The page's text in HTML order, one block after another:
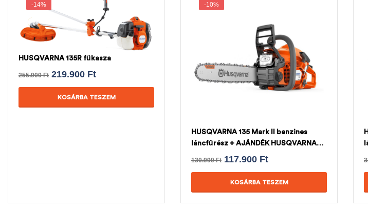
-14%
HUSQVARNA 135R fűkasza
255.900Ft 219.900 Ft
KOSÁRBA TESZEM
-10%
HUSQVARNA 135 Mark II benzines
láncfűrész + AJÁNDÉK HUSQVARNA
130.990Ft 117.900 Ft
KOSÁRBA TESZEM